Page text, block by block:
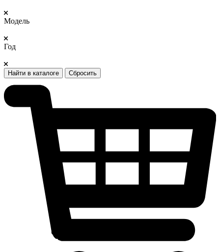
Модель
Год
Найти в каталоге Сбросить